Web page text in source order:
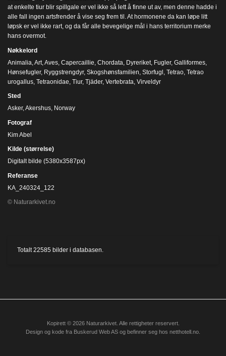
at enkelte tiur blir spillgale er vel ikke så lett å finne ut av, men denne hadde i
alle fall ingen artsfrender å vise seg frem til. At hormonene da kan løpe litt
løpsk er vel ikke rart, og da får alle bevegelige mål i hans territorium merke
hans overmot.
Nøkkelord
Animalia Art Aves Capercaillie Chordata Dyreriket Fugler, Galliformes
Hønsefugler, Ryggstrengdyr, Skogshønsfamilien Storfugl Tetrao Tetrao
urogallus Tetraonidae Tiur, Tjäder, Vertebrata Virveldyr
Sted
Asker, Akershus, Norway
Fotograf
Kim Abel
Kilde (størrelse)
Digitalt bilde (5380x3587px)
Referanse
KA_240324_122
© Naturarkivet.no
Totalt22585 bilder i databasen.
Kopirett © 2026 Naturarkivet. Alle rettigheter reservert.
Design og kode fra Buskerud Web AS og befinner seg hos netthotell.no